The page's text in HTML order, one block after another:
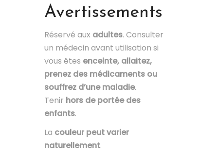
Avertissements
Réservé aux adultes. Consulter
un médecin avant utilisation si
vous êtes enceinte, allaitez,
prenez des médicaments ou
souffrez d’une maladie.
Tenir hors de portée des
enfants.
La couleur peut varier
naturellement.